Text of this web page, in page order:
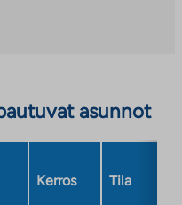
asunnot
Kerros Tila